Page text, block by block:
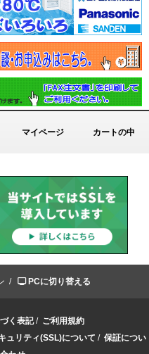
マイページ カートの中
/ PCに切り替える
く表記/ ご利用規約
ュリティ(SSL)について / 保証につい